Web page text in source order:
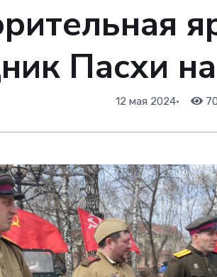
Пасхи
12 мая 2024•